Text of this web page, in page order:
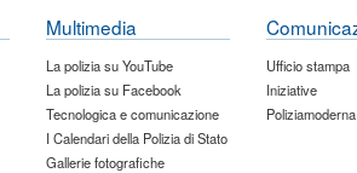
Multimedia
La polizia su YouTube
La polizia su Facebook
Tecnologica e comunicazione
I Calendari della Polizia di Stato
Gallerie fotografiche
Ufficio stampa
Iniziative
Poliziamoderna